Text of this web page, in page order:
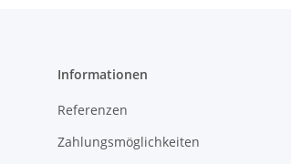
Informationen
Referenzen
Zahlungsmöglichkeiten